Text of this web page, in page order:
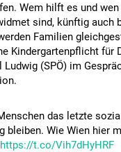
Wem hilft es und
sind, künftig auch
Familien
Kindergartenpflicht für
(SPÖ) im
das letzte
Wie Wien hier
https://t.co/Vih7dHyHRF